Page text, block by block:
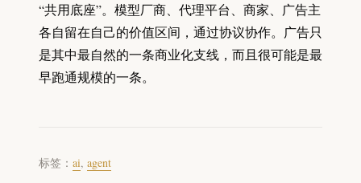
“共用底座”。模型厂商、代理平台、商家、广告主
各自留在自己的价值区间，通过协议协作。广告只
是其中最自然的一条商业化支线，而且很可能是最
早跑通规模的一条。
标签： ai, agent